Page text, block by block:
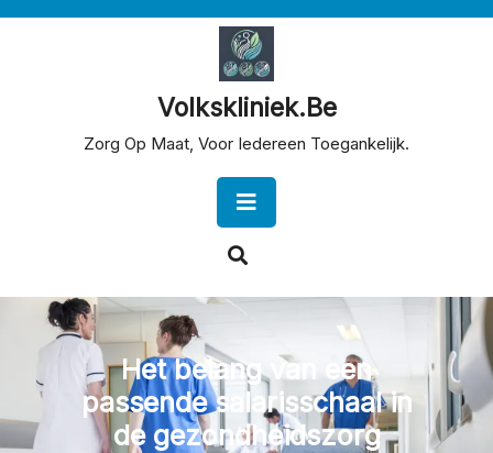
Volkskliniek.be
Zorg Op Maat, Voor Iedereen Toegankelijk.
Button
Het belang van een
passende salarisschaal in
de gezondheidszorg